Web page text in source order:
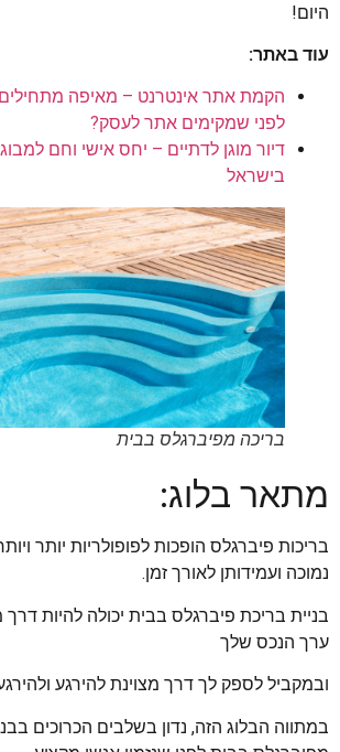
היום!
עוד באתר:
הקמת אתר אינטרנט – מאיפה
לפני שמקימים אתר לעסק?
דיור מוגן לדתיים – יחס אישי וחם
בישראל
בריכה מפיברגלס בבית
מתאר בלוג:
בריכות פיברגלס הופכות לפופולריות יותר
נמוכה ועמידותן לאורך זמן.
בניית בריכת פיברגלס בבית יכולה להיות
ערך הנכס שלך
ובמקביל לספק לך דרך מצוינת להירגע
במתווה הבלוג הזה, נדון בשלבים הכרוכים